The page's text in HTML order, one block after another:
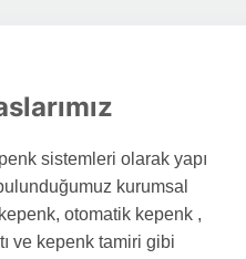
sistemleri olarak yapı
kurumsal
otomatik kepenk ,
ve kepenk tamiri gibi